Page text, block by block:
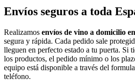
Envíos seguros a toda
Realizamos envíos de vino a domicilio
segura y rápida. Cada pedido sale
lleguen en perfecto estado a tu puerta. Si
los productos, el pedido mínimo o los
equipo está disponible a través del
teléfono.